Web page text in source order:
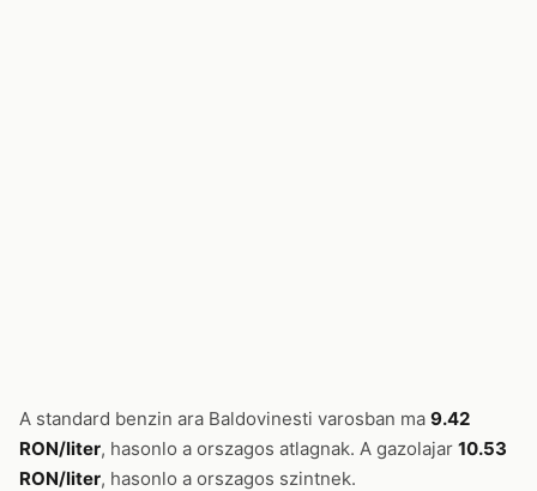
A standard benzin ara Baldovinesti varosban ma 9.42
RON/liter, hasonlo a orszagos atlagnak. A gazolajar 10.53
RON/liter, hasonlo a orszagos szintnek.